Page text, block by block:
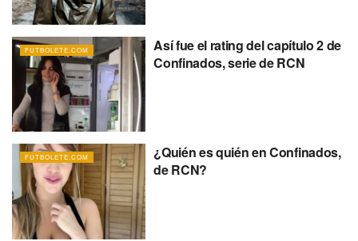
FUTBOLETE.COM
Así fue el rating del capítulo 2 de
Confinados, serie de RCN
FUTBOLETE.COM
¿Quién es quién en Confinados,
de RCN?